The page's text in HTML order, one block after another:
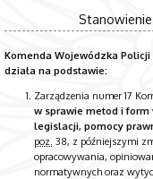
Komenda Wojewódzka
działa na podstawie:
Zarządzenia numer 17
w sprawie metod i form
legislacji, pomocy
poz. 38, z późniejszymi
opracowywania,
normatywnych oraz